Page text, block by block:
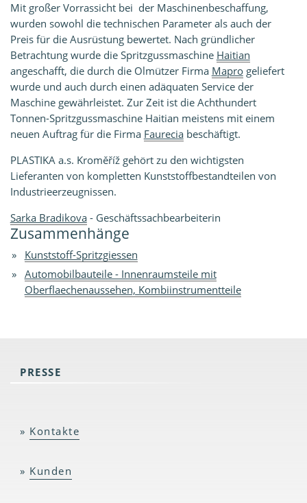
Mit großer Vorrassicht bei der Maschinenbeschaffung,
wurden sowohl die technischen Parameter als auch der
Preis für die Ausrüstung bewertet. Nach gründlicher
Betrachtung wurde die Spritzgussmaschine Haitian
angeschafft, die durch die Olmützer Firma Maprogeliefert
wurde und auch durch einen adäquaten Service der
Maschine gewährleistet. Zur Zeit ist die Achthundert
Tonnen-Spritzgussmaschine Haitian meistens mit einem
neuen Auftrag für die Firma Faureciabeschäftigt.
PLASTIKA a.s. Kroměříž gehört zu den wichtigsten
Lieferanten von kompletten Kunststoffbestandteilen von
Industrieerzeugnissen.
Sarka Bradikova- Geschäftssachbearbeiterin
Zusammenhänge
Kunststoff-Spritzgiessen
Automobilbauteile - Innenraumsteile mit
Oberflaechenaussehen, Kombiinstrumentteile
PRESSE
Kontakte
Kunden